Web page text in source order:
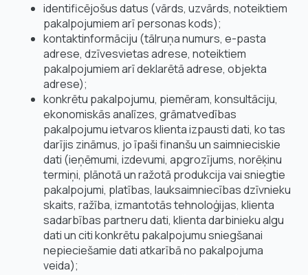
identificējošus datus (vārds, uzvārds, noteiktiem
pakalpojumiem arī personas kods);
kontaktinformāciju (tālruņa numurs, e-pasta
adrese, dzīvesvietas adrese, noteiktiem
pakalpojumiem arī deklarētā adrese, objekta
adrese);
konkrētu pakalpojumu, piemēram, konsultāciju,
ekonomiskās analīzes, grāmatvedības
pakalpojumu ietvaros klienta izpausti dati, ko tas
darījis zināmus, jo īpaši finanšu un saimnieciskie
dati (ieņēmumi, izdevumi, apgrozījums, norēķinu
termiņi, plānotā un ražotā produkcija vai sniegtie
pakalpojumi, platības, lauksaimniecības dzīvnieku
skaits, ražība, izmantotās tehnoloģijas, klienta
sadarbības partneru dati, klienta darbinieku algu
dati un citi konkrētu pakalpojumu sniegšanai
nepieciešamie dati atkarībā no pakalpojuma
veida);